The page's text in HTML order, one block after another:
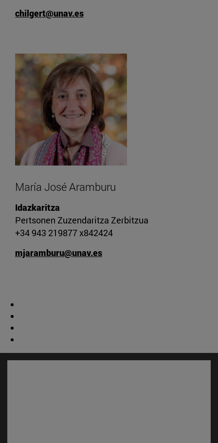
chilgert@unav.es
María José Aramburu
Idazkaritza
Pertsonen Zuzendaritza Zerbitzua
+34 943 219877 x842424
mjaramburu@unav.es